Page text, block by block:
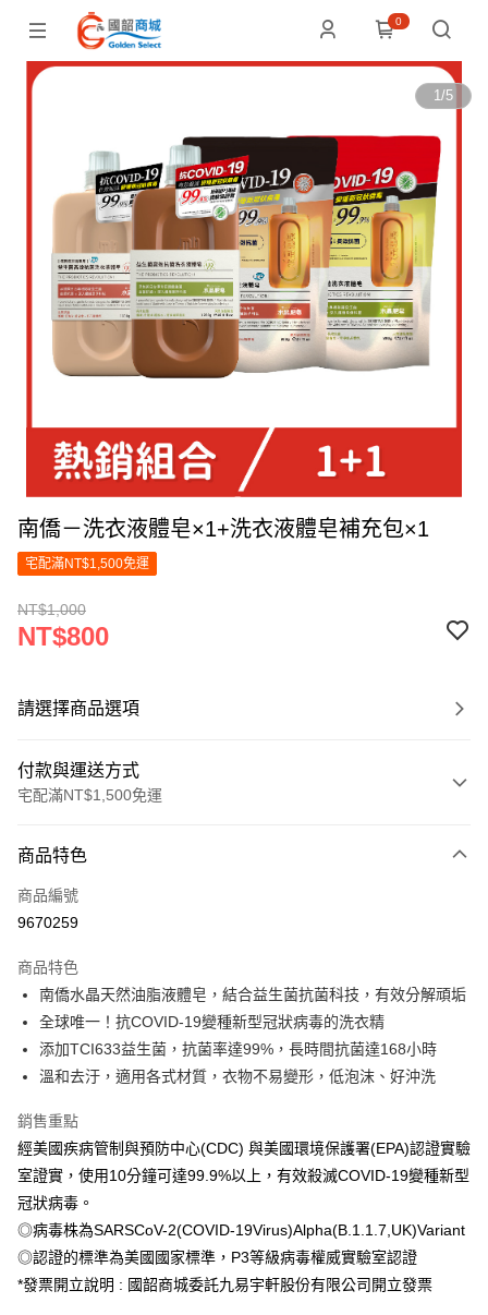
0
1/5
南僑－洗衣液體皂×1+洗衣液體皂補充包×1
宅配滿NT$1,500免運
NT$1,000
NT$800
請選擇商品選項
付款與運送方式
宅配滿NT$1,500免運
信用卡一次付款
LINE Pay
街口支付
悠遊付
全盈+PAY
AFTEE先享後付
相關說明
AFTEE先享後付是「在收到商品之後才付款」的支付方式。 讓您購物簡單
便利好安心！
１．簡單：不需註冊會員、不需綁卡、不需儲值。
２．便利：只要手機號碼，簡訊認證，即可結帳。
３．安心：先確認商品／服務後，再付款。
ATM付款
運送方式
宅配
每筆NT$150，滿NT$1,500(含以上)免運費
商品特色
商品編號
9670259
商品特色
南僑水晶天然油脂液體皂，結合益生菌抗菌科技，有效分解頑垢
全球唯一！抗COVID-19變種新型冠狀病毒的洗衣精
添加TCI633益生菌，抗菌率達99%，長時間抗菌達168小時
溫和去汙，適用各式材質，衣物不易變形，低泡沫、好沖洗
銷售重點
經美國疾病管制與預防中心(CDC) 與美國環境保護署(EPA)認證實驗
室證實，使用10分鐘可達99.9%以上，有效殺滅COVID-19變種新型
冠狀病毒。
◎病毒株為SARSCoV-2(COVID-19Virus)Alpha(B.1.1.7,UK)Variant
◎認證的標準為美國國家標準，P3等級病毒權威實驗室認證
*發票開立說明 : 國韶商城委託九易宇軒股份有限公司開立發票